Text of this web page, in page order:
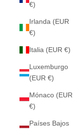
€)
Irlanda (EUR
€)
Italia (EUR €)
Luxemburgo
(EUR €)
Mónaco (EUR
€)
Países Bajos